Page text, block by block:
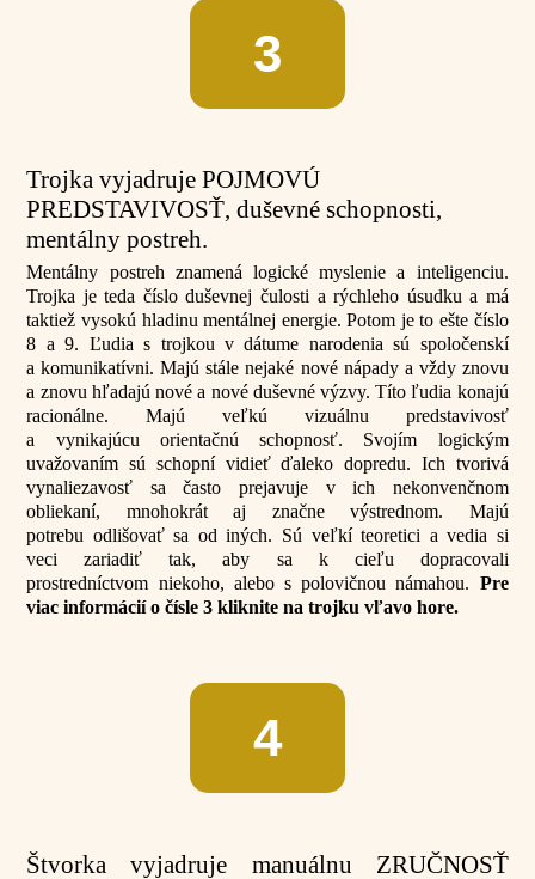
3
Trojka vyjadruje POJMOVÚ
PREDSTAVIVOSŤ, duševné schopnosti,
mentálny postreh.
Mentálny postreh znamená logické myslenie a inteligenciu.
Trojka je teda číslo duševnej čulosti a rýchleho úsudku a má
taktiež vysokú hladinu mentálnej energie. Potom je to ešte číslo
8 a 9. Ľudia s trojkou v dátume narodenia sú spoločenskí
a komunikatívni. Majú stále nejaké nové nápady a vždy znovu
a znovu hľadajú nové a nové duševné výzvy. Títo ľudia konajú
racionálne. Majú veľkú vizuálnu predstavivosť
a vynikajúcu orientačnú schopnosť. Svojím logickým
uvažovaním sú schopní vidieť ďaleko dopredu. Ich tvorivá
vynaliezavosť sa často prejavuje v ich nekonvenčnom
obliekaní, mnohokrát aj značne výstrednom. Majú
potrebu odlišovať sa od iných. Sú veľkí teoretici a vedia si
veci zariadiť tak, aby sa k cieľu dopracovali
prostredníctvom niekoho, alebo s polovičnou námahou. Pre
viac informácií o čísle 3 kliknite na trojku vľavo hore.
4
Štvorka vyjadruje manuálnu ZRUČNOSŤ